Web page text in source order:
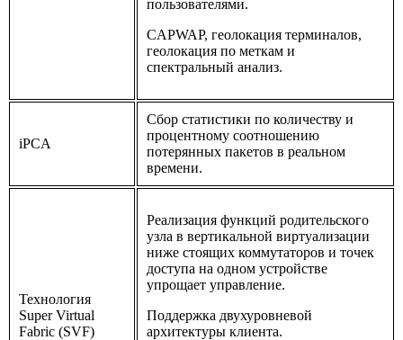
пользователями.
CAPWAP, геолокация терминалов,
геолокация по меткам и
спектральный анализ.
iPCA
Сбор статистики по количеству и
процентному соотношению
потерянных пакетов в реальном
времени.
Технология
Super Virtual
Fabric (SVF)
Реализация функций родительского
узла в вертикальной виртуализации
ниже стоящих коммутаторов и точек
доступа на одном устройстве
упрощает управление.
Поддержка двухуровневой
архитектуры клиента.